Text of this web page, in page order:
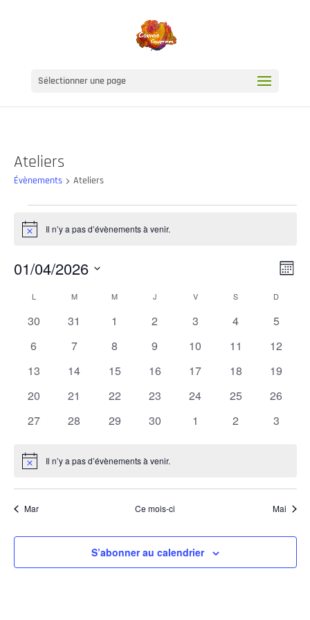
Sélectionner une page
Ateliers
Évènements Ateliers
Évènements
Notice Il n’y a pas d’évènements à venir.
Mois
01/04/2026
date.
Calendrier
de
Évènements
L MMARDI M MERCREDI
J VVENDREDIS D
0
30
0
31
0
1
0
2
0
3
0
4
0
5
0
6
0
7
0
8
0
9
0
10
0
11
0
12
0
13
0
14
0
15
0
16
0
17
0
18
0
19
0
20
0
21
0
22
0
23
0
24
0
25
0
26
0
27
0
28
0
29
0
30
0
1
0
2
0
3
Notice Il n’y a pas d’évènements à venir.
Mar Ce mois-ci Mai
S’abonner au calendrier